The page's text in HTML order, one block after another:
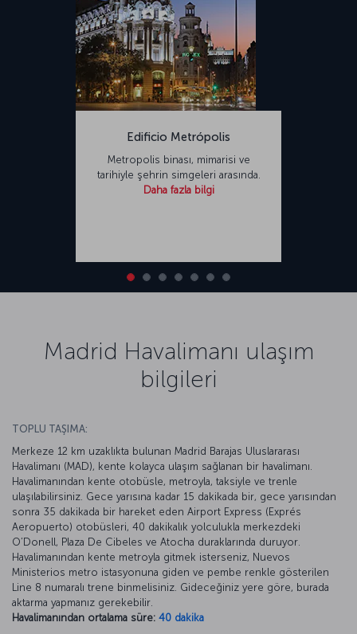
Edificio Metrópolis
Metropolis binası, mimarisi ve
tarihiyle şehrin simgeleri arasında.
Daha fazla bilgi
Madrid Havalimanı ulaşım
bilgileri
TOPLU TAŞIMA:
Merkeze 12 km uzaklıkta bulunan Madrid Barajas Uluslararası
Havalimanı (MAD), kente kolayca ulaşım sağlanan bir havalimanı.
Havalimanından kente otobüsle, metroyla, taksiyle ve trenle
ulaşılabilirsiniz. Gece yarısına kadar 15 dakikada bir, gece yarısından
sonra 35 dakikada bir hareket eden Airport Express (Exprés
Aeropuerto) otobüsleri, 40 dakikalık yolculukla merkezdeki
O’Donell, Plaza De Cibeles ve Atocha duraklarında duruyor.
Havalimanından kente metroyla gitmek isterseniz, Nuevos
Ministerios metro istasyonuna giden ve pembe renkle gösterilen
Line 8 numaralı trene binmelisiniz. Gideceğiniz yere göre, burada
aktarma yapmanız gerekebilir.
Havalimanından ortalama süre: 40 dakika